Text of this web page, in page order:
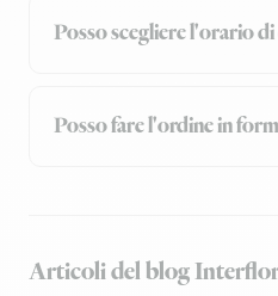
Posso scegliere l'orario di
Posso fare l'ordine in
Articoli del blog